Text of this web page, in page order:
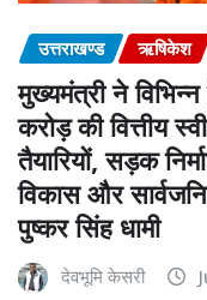
उत्तराखण्ड ऋषिकेश
मुख्यमंत्री ने
करोड़ की वित्तीय
तैयारियों, सड़क
विकास और
पुष्कर सिंह धामी
देवभूमि केसरी